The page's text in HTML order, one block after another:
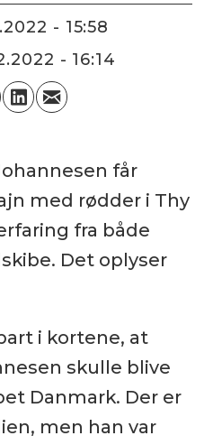
- 15:58
- 16:14
får
med rødder i Thy
fra både
Det oplyser
i kortene, at
skulle blive
Danmark. Der er
men han var